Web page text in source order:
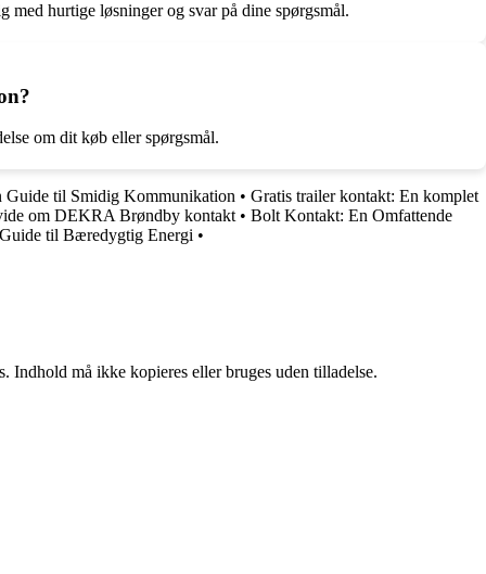
med hurtige løsninger og svar på dine spørgsmål.
om dit køb eller spørgsmål.
Guide til Smidig Kommunikation • Gratis trailer kontakt: En komplet
om DEKRA Brøndby kontakt• Bolt Kontakt: En Omfattende
til Bæredygtig Energi •
må ikke kopieres eller bruges uden tilladelse.